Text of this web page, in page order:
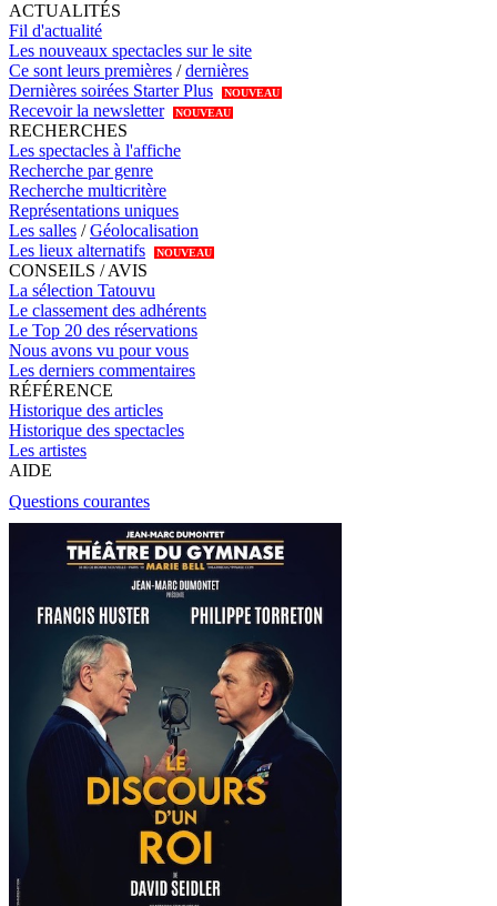
ACTUALITÉS
Fil d'actualité
Les nouveaux spectacles sur le site
Ce sont leurs premières /dernières
Dernières soirées Starter Plus
NOUVEAU
Recevoir la newsletter NOUVEAU
RECHERCHES
Les spectacles à l'affiche
Recherche par genre
Recherche multicritère
Représentations uniques
Les salles /Géolocalisation
Les lieux alternatifs
NOUVEAU
CONSEILS / AVIS
La sélection Tatouvu
Le classement des adhérents
Le Top 20 des réservations
Nous avons vu pour vous
Les derniers commentaires
RÉFÉRENCE
Historique des articles
Historique des spectacles
Les artistes
AIDE
Questions courantes